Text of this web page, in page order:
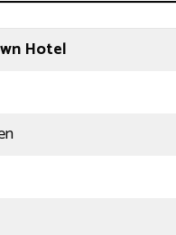
Hotel